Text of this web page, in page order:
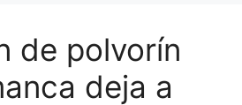
de polvorín
deja a